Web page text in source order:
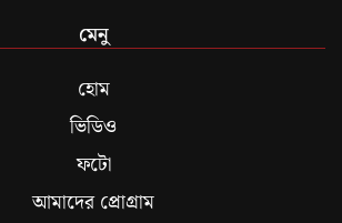
মেনু
হোম
ভিডিও
ফটো
আমাদের প্রোগ্রাম